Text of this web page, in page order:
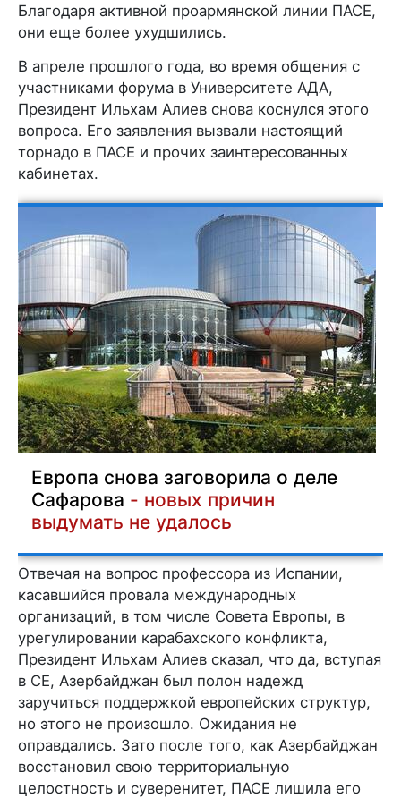
Благодаря активной проармянской линии ПАСЕ,
они еще более ухудшились.
В апреле прошлого года, во время общения с
участниками форума в Университете АДА,
Президент Ильхам Алиев снова коснулся этого
вопроса. Его заявления вызвали настоящий
торнадо в ПАСЕ и прочих заинтересованных
кабинетах.
Европа снова заговорила о деле
Сафарова - новых причин
выдумать не удалось
Отвечая на вопрос профессора из Испании,
касавшийся провала международных
организаций, в том числе Совета Европы, в
урегулировании карабахского конфликта,
Президент Ильхам Алиев сказал, что да, вступая
в СЕ, Азербайджан был полон надежд
заручиться поддержкой европейских структур,
но этого не произошло. Ожидания не
оправдались. Зато после того, как Азербайджан
восстановил свою территориальную
целостность и суверенитет, ПАСЕ лишила его